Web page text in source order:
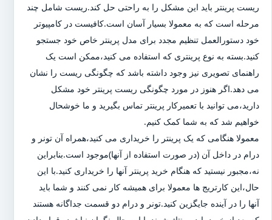
ریست پرینتر باید این مشکل را به راحتی حل کند.ریست شامل چند
مرحله است که به معمولا بسیار آسان است.کافیست در کامپیوتر
خود دستورالعمل تنظیم مجدد برای مدل پرینتر خاص خود جستجو
کنید.بسته به نوع پرینتری که استفاده می کنید،ممکن است یک
راهنمای تصویری نیز وجود داشته باشد که چگونگی ریست را نشان
می دهد.اگر هنوز در مورد چگونگی ریست پرینتر خود مشکل
دارید،می توانید با تعمیرکار پرینتر تماس بگیرید و ما خوشحال
خواهیم شد که به شما کمک کنیم.
معمولا هنگامی که یک پرینتر را خریداری می کنید،همراه آن تونر و
درام در داخل آن (در صورت استفاده از آنها)موجود است.بنابراین
نه،مجبور نیستید که هنگام خرید پرینتر آنها را خریداری کنید.با این
حال،این کارتریج ها معمولا برای همیشه کار نمی کنند و شما باید
آنها را در آینده جایگزین کنید.تونر و درام دو قسمت جداگانه هستند